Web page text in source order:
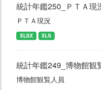
統計年鑑250_ＰＴＡ現
ＰＴＡ現況
XLSX XLS
統計年鑑249_博物館観
博物館観覧人員